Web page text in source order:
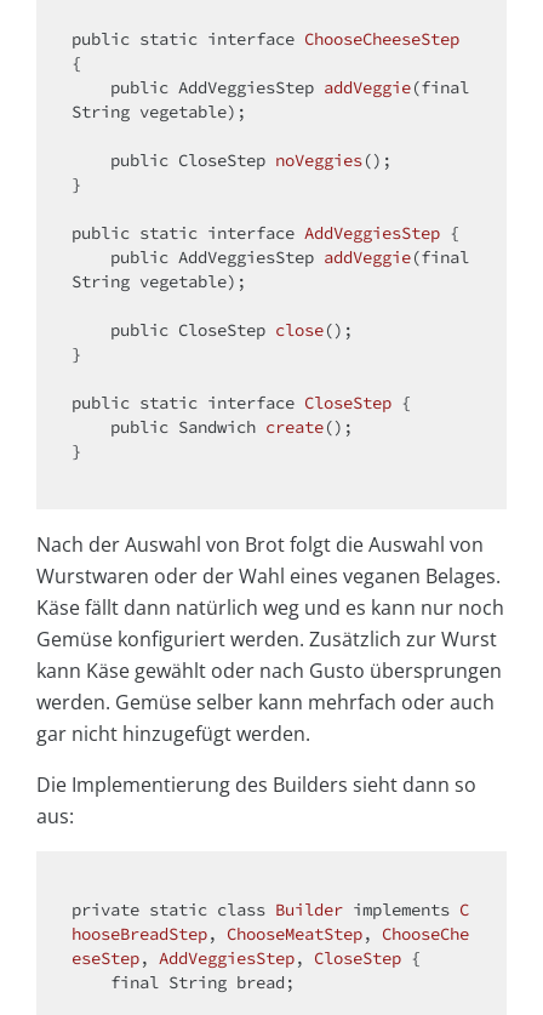
public static interface ChooseCheeseStep
{
public AddVeggiesStep addVeggie(final
String vegetable) ;
public CloseStep noVeggies() ;
}
public static interface AddVeggiesStep {
public AddVeggiesStep addVeggie(final
String vegetable) ;
public CloseStep close() ;
}
public static interface CloseStep {
public Sandwich create() ;
}
Nach der Auswahl von Brot folgt die Auswahl von
Wurstwaren oder der Wahl eines veganen Belages.
Käse fällt dann natürlich weg und es kann nur noch
Gemüse konfiguriert werden. Zusätzlich zur Wurst
kann Käse gewählt oder nach Gusto übersprungen
werden. Gemüse selber kann mehrfach oder auch
gar nicht hinzugefügt werden.
Die Implementierung des Builders sieht dann so
aus:
private static class Builder implements C
hooseBreadStep, ChooseMeatStep, ChooseChe
eseStep, AddVeggiesStep, CloseStep {
final String bread;